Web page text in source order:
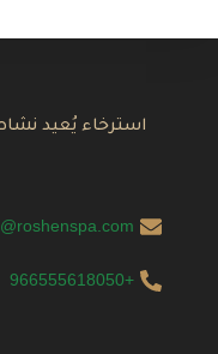
استرخاء يُعيد
+966555618050